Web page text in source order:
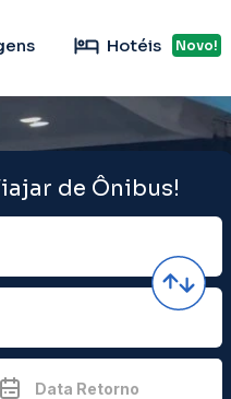
Hotéis Novo!
de Ônibus!
Data Retorno